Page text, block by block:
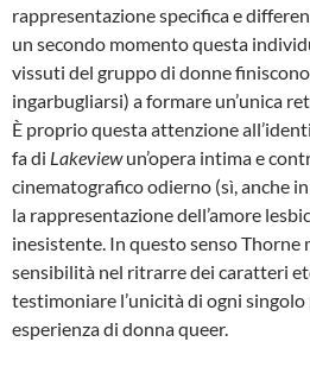
rappresentazione specifica e
un secondo momento questa
vissuti del gruppo di donne
ingarbugliarsi) a formare un’unica
È proprio questa attenzione
fa di Lakeviewun’opera intima e
cinematografico odierno (sì, anche
la rappresentazione dell’amore
inesistente. In questo senso Thorne
sensibilità nel ritrarre dei caratteri
testimoniare l’unicità di ogni singolo
esperienza di donna queer.